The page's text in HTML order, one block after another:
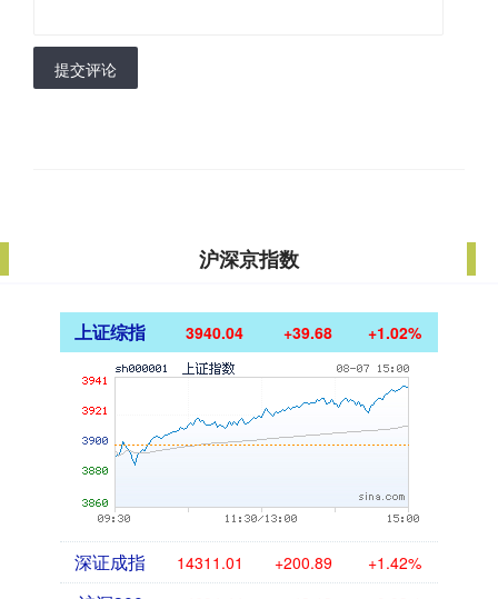
提交评论
沪深京指数
上证综指 3940.04 +39.68 +1.02%
深证成指 14311.01 +200.89 +1.42%